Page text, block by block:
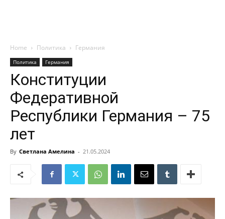
Home Политика Германия
Политика Германия
Конституции
Федеративной
Республики Германия – 75
лет
By Светлана Амелина - 21.05.2024